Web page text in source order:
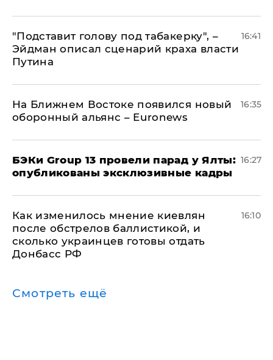
​"Подставит голову под табакерку", –
Эйдман описал сценарий краха власти
Путина
16:41
На Ближнем Востоке появился новый
оборонный альянс – Euronews
16:35
​БЭКи Group 13 провели парад у Ялты:
опубликованы эксклюзивные кадры
16:27
Как изменилось мнение киевлян
после обстрелов баллистикой, и
сколько украинцев готовы отдать
Донбасс РФ
16:10
Смотреть ещё